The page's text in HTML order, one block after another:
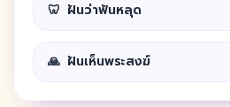
🦷 ฝันว่าฟันหลุด
🙏 ฝันเห็นพระสงฆ์